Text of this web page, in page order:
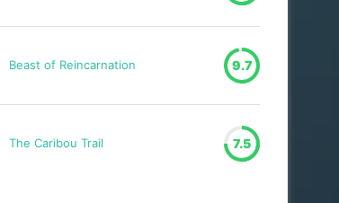
Beast of Reincarnation 9.7
The Caribou Trail 7.5